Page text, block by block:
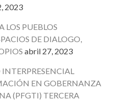
2023
LOS PUEBLOS
DE DIALOGO,
abril 27, 2023
EN GOBERNANZA
(PFGTI) TERCERA